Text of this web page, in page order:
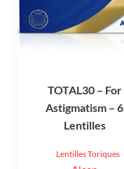
TOTAL30 – For
Astigmatism – 6
Lentilles
Lentilles Toriques
variations.
Les
choisies